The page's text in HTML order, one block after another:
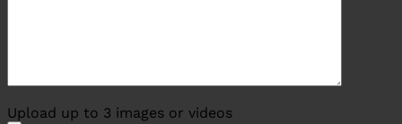
Upload up to 3 images or videos